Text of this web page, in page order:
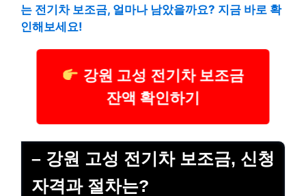
는 전기차 보조금, 얼마나 남았을까요? 지금 바로 확
인해보세요!
강원 고성 전기차 보조금
잔액 확인하기
– 강원 고성 전기차 보조금, 신청
자격과 절차는?